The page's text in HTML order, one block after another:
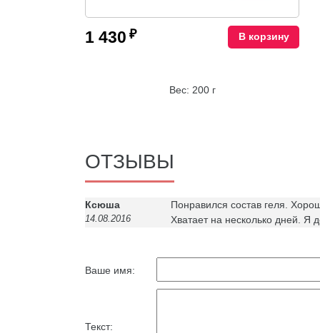
Вес: 200 г
1 430 ₽ В корзину
ОТЗЫВЫ
Ксюша
14.08.2016
Понравился состав геля.
Хватает на несколько дней. Я
Ваше имя:
Текст: